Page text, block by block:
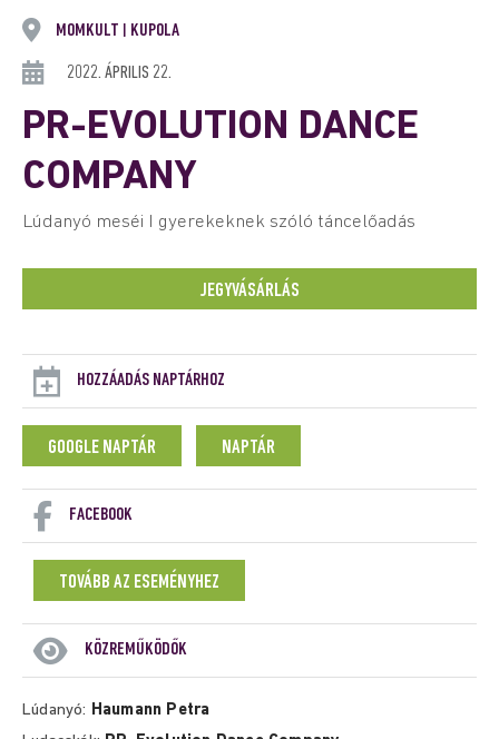
MOMKULT KUPOLA
2022. ÁPRILIS 22.
PR-EVOLUTION DANCE
COMPANY
Lúdanyó meséi I gyerekeknek szóló táncelőadás
JEGYVÁSÁRLÁS
HOZZÁADÁS NAPTÁRHOZ
GOOGLE NAPTÁR NAPTÁR
FACEBOOK
TOVÁBB AZ ESEMÉNYHEZ
KÖZREMŰKÖDŐK
Lúdanyó: Haumann Petra